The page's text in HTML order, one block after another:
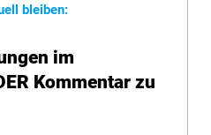
bleiben:
im
Kommentar zu